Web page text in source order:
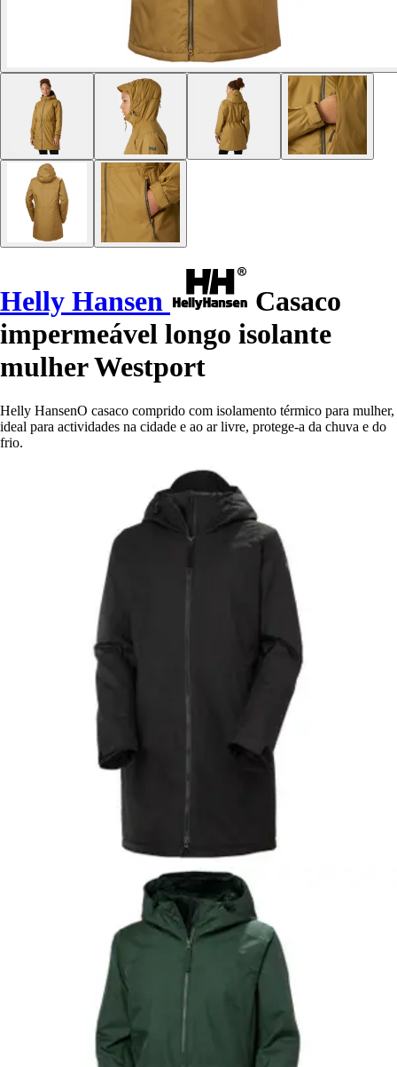
Helly Hansen
Casaco
impermeável longo isolante
mulher Westport
Helly HansenO casaco comprido com isolamento térmico para mulher,
ideal para actividades na cidade e ao ar livre, protege-a da chuva e do
frio.